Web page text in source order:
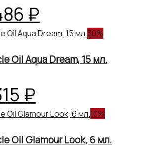
₽.
₽
цена:
486 ₽.
30%
Oil Aqua Dream, 15 мл.
₽
цена:
315 ₽.
10%
Oil Glamour Look, 6 мл.